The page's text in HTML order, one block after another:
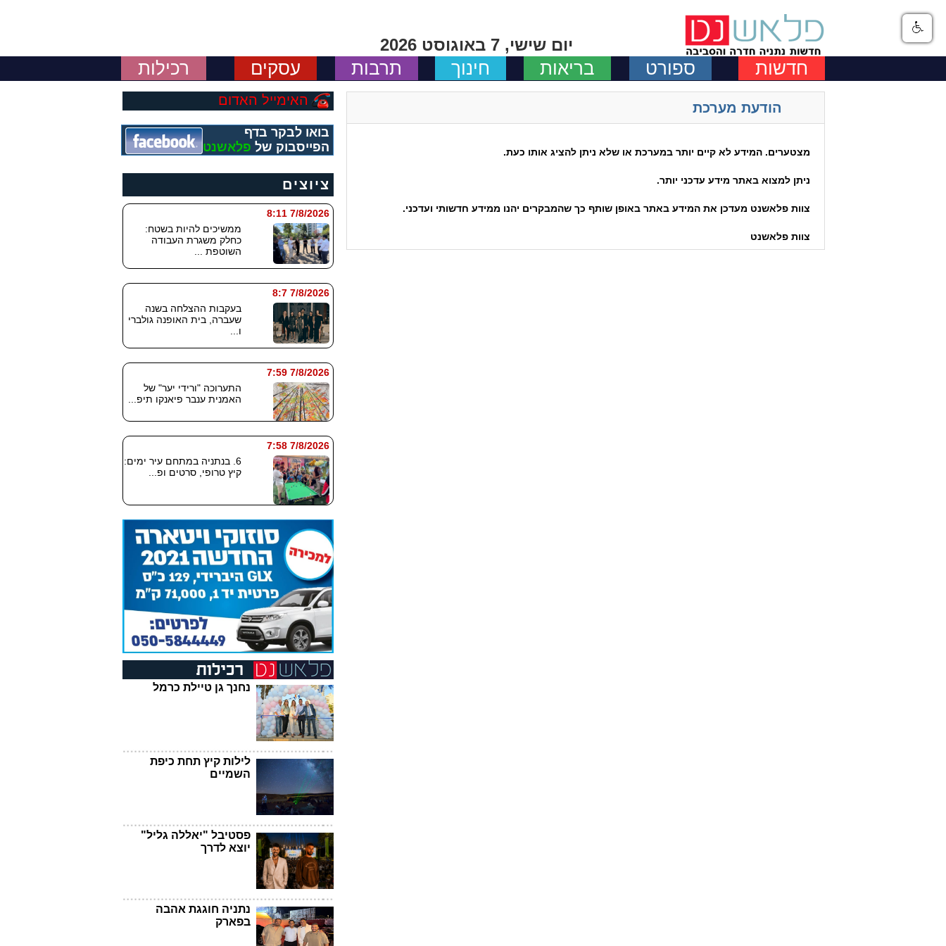
יום שישי, 7 באוגוסט 2026
חדשות ספורט בריאות חינוך תרבות עסקים רכילות
הודעת מערכת
מצטערים. המידע לא קיים יותר במערכת או שלא ניתן להציג אותו כעת.
ניתן למצוא באתר מידע עדכני יותר.
צוות פלאשנט מעדכן את המידע באתר באופן שותף כך שהמבקרים יהנו ממידע חדשותי ועדכני.
צוות פלאשנט
האימייל האדום
בואו לבקר בדף
הפייסבוק של פלאשנט
ציוצים
7/8/2026 8:11
ממשיכים להיות בשטח:
כחלק משגרת העבודה
השוטפת ...
7/8/2026 8:7
בעקבות ההצלחה בשנה
שעברה, בית האופנה גולברי
ו...
7/8/2026 7:59
התערוכה "ורידי יער" של
האמנית ענבר פיאנקו תיפ...
7/8/2026 7:58
6. בנתניה במתחם עיר ימים:
קיץ טרופי, סרטים ופ...
נחנך גן טיילת כרמל
לילות קיץ תחת כיפת
השמיים
פסטיבל "יאללה גליל"
יוצא לדרך
נתניה חוגגת אהבה
בפארק